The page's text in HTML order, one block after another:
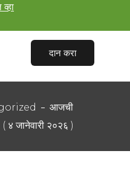
दान करा
आजची
४ जानेवारी २०२६ )